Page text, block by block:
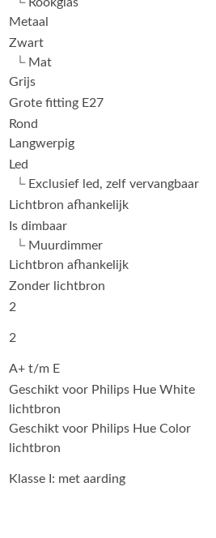
Metaal
Zwart
└ Mat
Grijs
Grote fitting E27
Rond
Langwerpig
Led
└ Exclusief led, zelf vervangbaar
Lichtbron afhankelijk
Is dimbaar
└ Muurdimmer
Lichtbron afhankelijk
Zonder lichtbron
2
2
A+ t/m E
Geschikt voor Philips Hue White
lichtbron
Geschikt voor Philips Hue Color
lichtbron
Klasse I: met aarding